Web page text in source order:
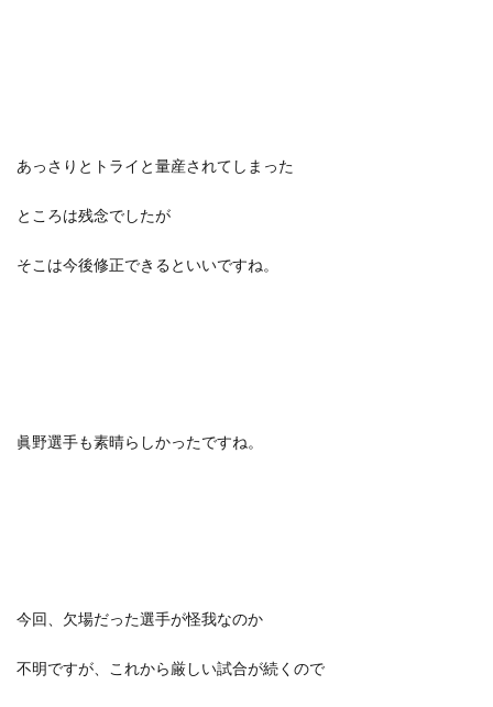
あっさりとトライと量産されてしまった
ところは残念でしたが
そこは今後修正できるといいですね。
眞野選手も素晴らしかったですね。
今回、欠場だった選手が怪我なのか
不明ですが、これから厳しい試合が続くので